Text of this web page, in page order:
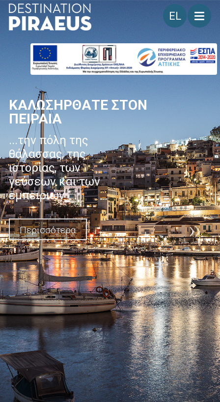
Γλώσσα
ΠΑΡΕΑ *
* παρέα (η)
ουσιαστικό / πα-ρέ-α /
φιλική συντροφιά,
ομάδα φίλων
companionship, group
of friends
Περισσότερα